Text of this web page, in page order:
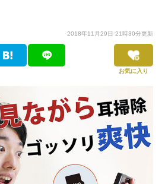
2018年11月29日 21時30分更新
お気に入り